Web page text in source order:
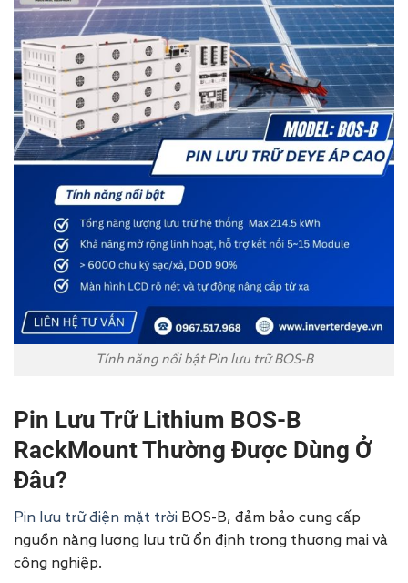
Tính năng nổi bật Pin lưu trữ BOS-B
Pin Lưu Trữ Lithium BOS-B
RackMount Thường Được Dùng Ở
Đâu?
Pin lưu trữ điện mặt trời BOS-B, đảm bảo cung cấp
nguồn năng lượng lưu trữ ổn định trong thương mại và
công nghiệp.